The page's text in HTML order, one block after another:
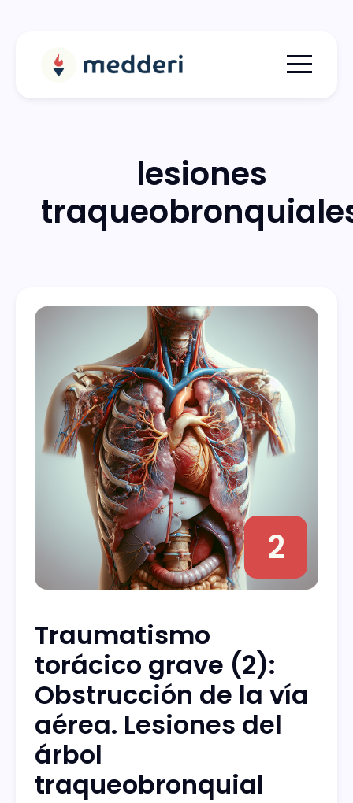
Menu
lesiones
2
Traumatismo
torácico grave (2):
Obstrucción de la vía
aérea. Lesiones del
árbol
traqueobronquial